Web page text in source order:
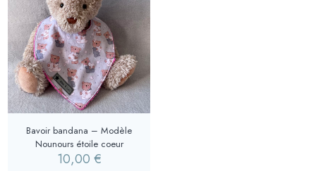
Bavoir bandana – Modèle
Nounours étoile coeur
10,00 €